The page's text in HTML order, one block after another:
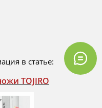
в статье:
TOJIRO